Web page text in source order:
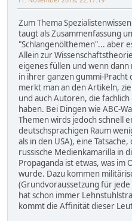
Zum Thema
taugt als Zusammenfassung
"Schlangenölthemen"... aber
Allein zur
eigenes füllen und wenn dann
in ihrer ganzen gummi-Pracht
merkt man an den Artikeln,
und auch Autoren, die
haben. Bei Dingen wie ABC-
Themen wirds jedoch schnell
deutschsprachigen Raum
als in den USA), eine
russische Medienkamarilla in
Propaganda ist etwas, was
wurde. Dazu kommen
(Grundvoraussetzung für jede
hat schon immer
kommt die Affinität dieser